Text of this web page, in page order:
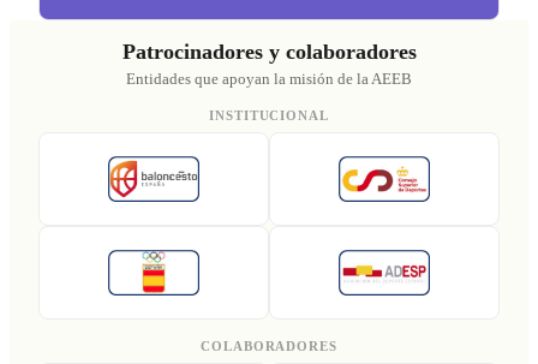
Patrocinadores y colaboradores
Entidades que apoyan la misión de la AEEB